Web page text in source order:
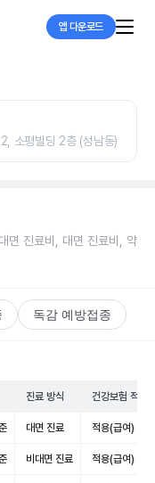
앱 다운로드
소평빌딩 2층 (성남동)
면 진료비, 대면 진료비, 약
독감 예방접종
진료 방식 건강보험 적용
대면 진료 적용(급여)
비대면 진료 적용(급여)